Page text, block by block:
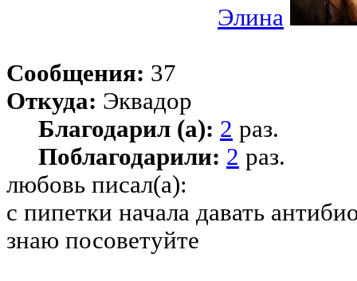
Элина
Сообщения: 37
Откуда: Эквадор
Благодарил (а): 2 раз.
Поблагодарили: 2 раз.
любовь писал(а):
с пипетки начала давать
знаю посоветуйте